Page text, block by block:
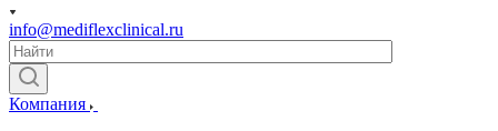
info@mediflexclinical.ru
Компания